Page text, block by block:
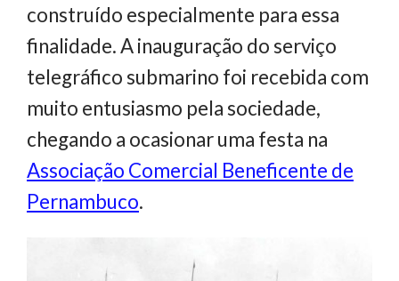
construído especialmente para essa
finalidade. A inauguração do serviço
telegráfico submarino foi recebida com
muito entusiasmo pela sociedade,
chegando a ocasionar uma festa na
Associação Comercial Beneficente de
Pernambuco.